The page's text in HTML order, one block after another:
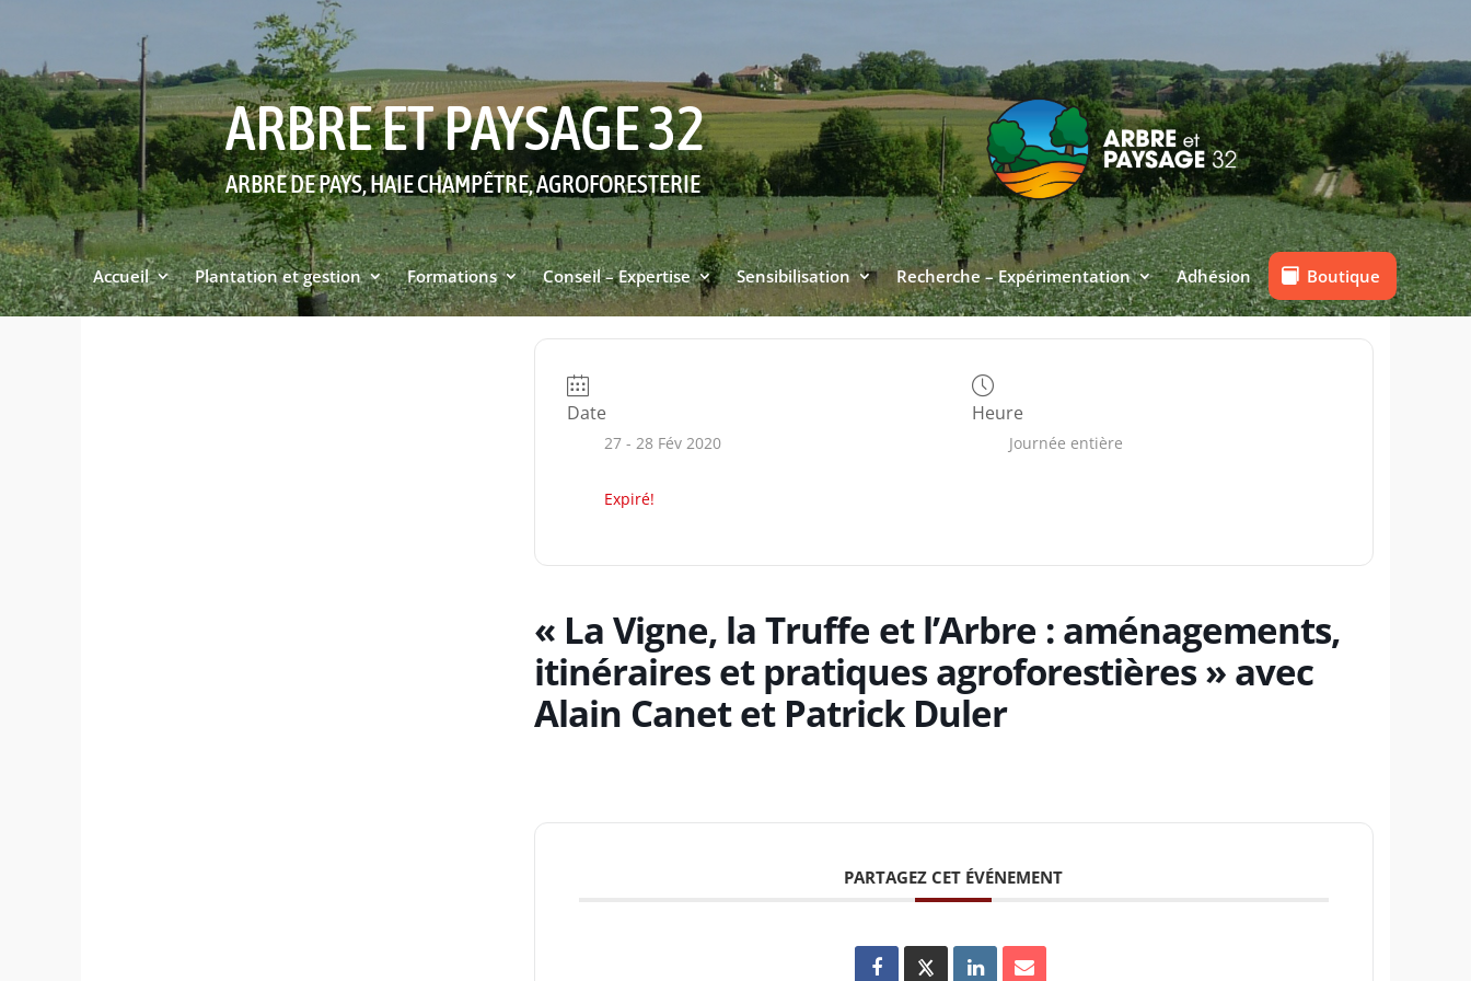
ARBRE ET PAYSAGE 32
ARBRE DE PAYS, HAIE CHAMPÊTRE, AGROFORESTERIE
Accueil Plantation et gestion Formations Conseil – Expertise Sensibilisation Recherche – Expérimentation Adhésion Boutique
Date
27 - 28 Fév 2020
Expiré!
Heure
Journée entière
« La Vigne, la Truffe et l’Arbre : aménagements,
itinéraires et pratiques agroforestières » avec
Alain Canet et Patrick Duler
PARTAGEZ CET ÉVÉNEMENT